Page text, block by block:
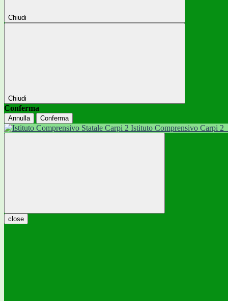
Chiudi
Chiudi
Conferma
Annulla Conferma
Istituto Comprensivo Carpi 2
close